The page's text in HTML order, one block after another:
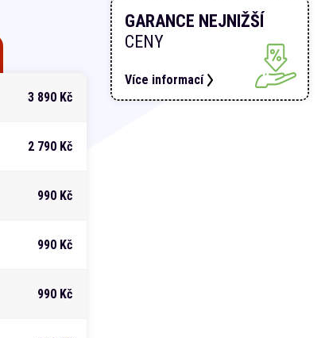
3 890 Kč
2 790 Kč
990 Kč
990 Kč
990 Kč
GARANCE NEJNIŽŠÍ
CENY
Více informací